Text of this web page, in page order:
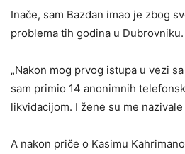
Inače, sam Bazdan imao je zbog
problema tih godina u Dubrovniku.
„Nakon mog prvog istupa u vezi
sam primio 14 anonimnih
likvidacijom. I žene su me
A nakon priče o Kasimu